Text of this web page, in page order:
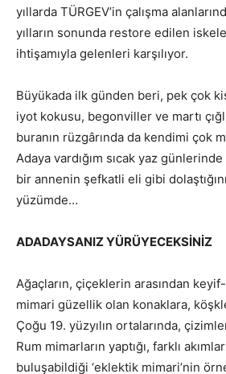
yıllarda TÜRGEV’in çalışma
yılların sonunda restore edilen
ihtişamıyla gelenleri karşılıyor.
Büyükada ilk günden beri, pek çok
iyot kokusu, begonviller ve martı
buranın rüzgârında da kendimi çok
Adaya vardığım sıcak yaz günlerinde
bir annenin şefkatli eli gibi
yüzümde…
ADADAYSANIZ YÜRÜYECEKSİNİZ
Ağaçların, çiçeklerin arasından
mimari güzellik olan konaklara,
Çoğu 19. yüzyılın ortalarında,
Rum mimarların yaptığı, farklı
buluşabildiği ‘eklektik mimari’nin